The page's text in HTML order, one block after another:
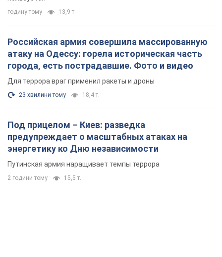
Под прицелом – Киев: разведка
предупреждает о масштабных атаках на
энергетику ко Дню независимости
Путинская армия наращивает темпы террора
2 години тому 15,5 т.